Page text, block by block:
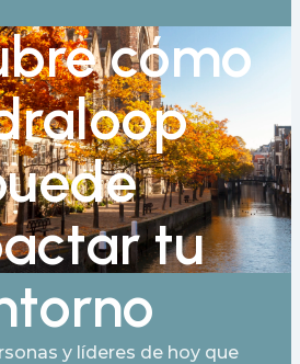
cómo
tu
y líderes de hoy que